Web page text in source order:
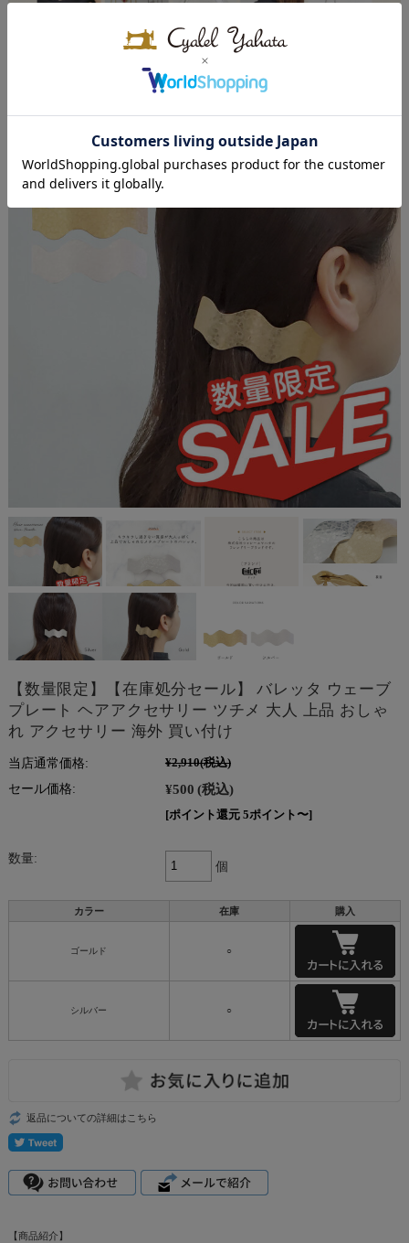
【数量限定】【在庫処分セール】 バレッタ ウェーブ
プレート ヘアアクセサリー ツチメ 大人 上品 おしゃ
れ アクセサリー 海外 買い付け
当店通常価格: ¥2,910(税込)
セール価格: ¥500 (税込)
[ポイント還元 5ポイント〜]
数量:
個
カラー 在庫 購入
ゴールド ○
シルバー ○
返品についての詳細はこちら
【商品紹介】